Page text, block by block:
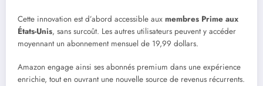
Cette innovation est d’abord accessible aux membres Prime aux
États-Unis, sans surcoût. Les autres utilisateurs peuvent y accéder
moyennant un abonnement mensuel de 19,99 dollars.
Amazon engage ainsi ses abonnés premium dans une expérience
enrichie, tout en ouvrant une nouvelle source de revenus récurrents.